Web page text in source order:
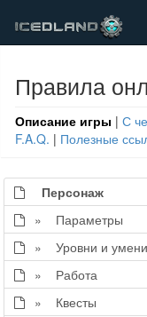
Правила
Описание игры | С
F.A.Q. | Полезные
Персонаж
» Параметры
» Уровни и
» Работа
» Квесты